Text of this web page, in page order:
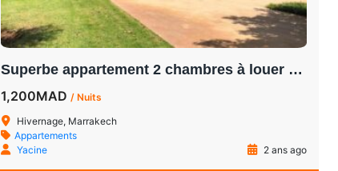
Superbe appartement 2 chambres à louer dans l’Hivernage Marrakech
1,200MAD / Nuits
Hivernage, Marrakech
Appartements
Yacine
2 ans ago